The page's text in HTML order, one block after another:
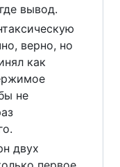
вывод.
верно, но
как
не
двух